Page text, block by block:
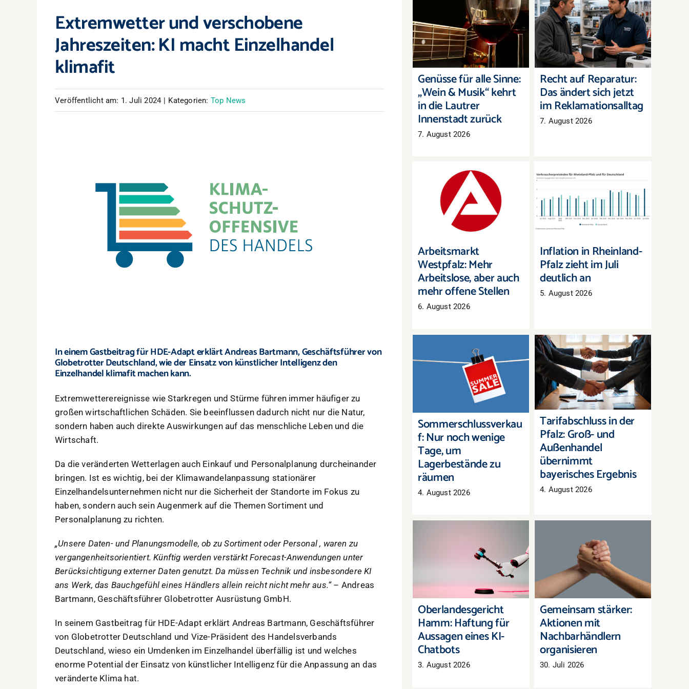
Extremwetter und verschobene
Jahreszeiten: KI macht Einzelhandel
klimafit
Veröffentlicht am: 1. Juli 2024 | Kategorien: Top News
In einem Gastbeitrag für HDE-Adapt erklärt Andreas Bartmann, Geschäftsführer von
Globetrotter Deutschland, wie der Einsatz von künstlicher Intelligenz den
Einzelhandel klimafit machen kann.
Extremwetterereignisse wie Starkregen und Stürme führen immer häufiger zu
großen wirtschaftlichen Schäden. Sie beeinflussen dadurch nicht nur die Natur,
sondern haben auch direkte Auswirkungen auf das menschliche Leben und die
Wirtschaft.
Da die veränderten Wetterlagen auch Einkauf und Personalplanung durcheinander
bringen. Ist es wichtig, bei der Klimawandelanpassung stationärer
Einzelhandelsunternehmen nicht nur die Sicherheit der Standorte im Fokus zu
haben, sondern auch sein Augenmerk auf die Themen Sortiment und
Personalplanung zu richten.
„Unsere Daten- und Planungsmodelle, ob zu Sortiment oder Personal , waren zu
vergangenheitsorientiert. Künftig werden verstärkt Forecast-Anwendungen unter
Berücksichtigung externer Daten genutzt. Da müssen Technik und insbesondere KI
ans Werk, das Bauchgefühl eines Händlers allein reicht nicht mehr aus.“– Andreas
Bartmann, Geschäftsführer Globetrotter Ausrüstung GmbH.
In seinem Gastbeitrag für HDE-Adapt erklärt Andreas Bartmann, Geschäftsführer
von Globetrotter Deutschland und Vize-Präsident des Handelsverbands
Deutschland, wieso ein Umdenken im Einzelhandel überfällig ist und welches
enorme Potential der Einsatz von künstlicher Intelligenz für die Anpassung an das
veränderte Klima hat.
Genüsse für alle Sinne:
„Wein & Musik“ kehrt in
die Lautrer Innenstadt
zurück
Genüsse für alle Sinne:
„Wein & Musik“ kehrt
in die Lautrer
Innenstadt zurück
7. August 2026
Recht auf Reparatur:
Das ändert sich jetzt im
Reklamationsalltag
Recht auf Reparatur:
Das ändert sich jetzt
im Reklamationsalltag
7. August 2026
Arbeitsmarkt Westpfalz:
Mehr Arbeitslose, aber
auch mehr offene
Stellen
Arbeitsmarkt
Westpfalz: Mehr
Arbeitslose, aber auch
mehr offene Stellen
6. August 2026
Inflation in Rheinland-
Pfalz zieht im Juli
deutlich an
Inflation in Rheinland-
Pfalz zieht im Juli
deutlich an
5. August 2026
Sommerschlussverkauf:
Nur noch wenige Tage,
um Lagerbestände zu
räumen
Sommerschlussverkau
f: Nur noch wenige
Tage, um
Lagerbestände zu
räumen
4. August 2026
Tarifabschluss in der
Pfalz: Groß- und
Außenhandel
übernimmt bayerisches
Ergebnis
Tarifabschluss in der
Pfalz: Groß- und
Außenhandel
übernimmt
bayerisches Ergebnis
4. August 2026
Oberlandesgericht
Hamm: Haftung für
Aussagen eines KI-
Chatbots
Oberlandesgericht
Hamm: Haftung für
Aussagen eines KI-
Chatbots
3. August 2026
Gemeinsam stärker:
Aktionen mit
Nachbarhändlern
organisieren
Gemeinsam stärker:
Aktionen mit
Nachbarhändlern
organisieren
30. Juli 2026